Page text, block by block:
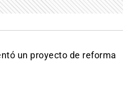
un proyecto de reforma